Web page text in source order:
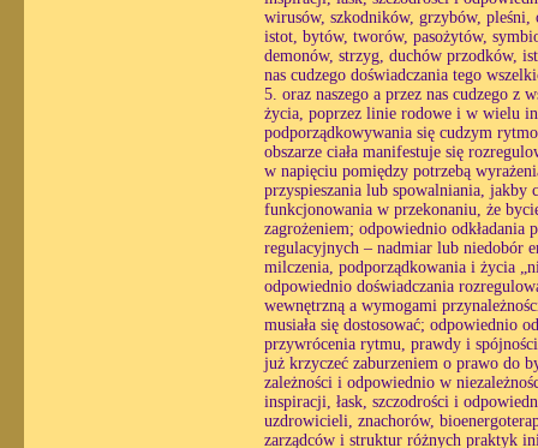
wirusów, szkodników, grzybów,
istot, bytów, tworów, pasożytów,
demonów, strzyg, duchów przodków,
nas cudzego doświadczania tego
5. oraz naszego a przez nas cudzego
życia, poprzez linie rodowe i w wielu
podporządkowywania się cudzym
obszarze ciała manifestuje się
w napięciu pomiędzy potrzebą
przyspieszania lub spowalniania, jakby
funkcjonowania w przekonaniu, że
zagrożeniem; odpowiednio odkładania
regulacyjnych – nadmiar lub niedobór
milczenia, podporządkowania i życia
odpowiednio doświadczania
wewnętrzną a wymogami
musiała się dostosować; odpowiednio
przywrócenia rytmu, prawdy i
już krzyczeć zaburzeniem o prawo do
zależności i odpowiednio w
inspiracji, łask, szczodrości i
uzdrowicieli, znachorów,
zarządców i struktur różnych praktyk